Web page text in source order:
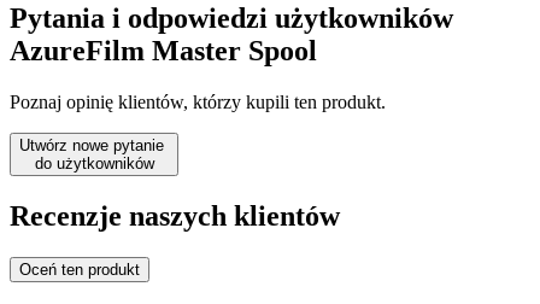
Pytania i odpowiedzi użytkowników
AzureFilm Master Spool
Poznaj opinię klientów, którzy kupili ten produkt.
Utwórz nowe pytanie
do użytkowników
Recenzje naszych klientów
Oceń ten produkt